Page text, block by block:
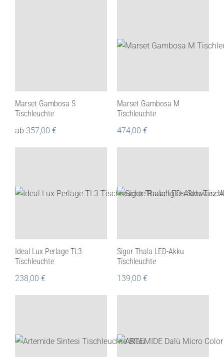
Marset Gambosa S
Tischleuchte
ab 357,00 €
Marset Gambosa M
Tischleuchte
474,00 €
Ideal Lux Perlage TL3
Tischleuchte
238,00 €
Sigor Thala LED-Akku
Tischleuchte
139,00 €